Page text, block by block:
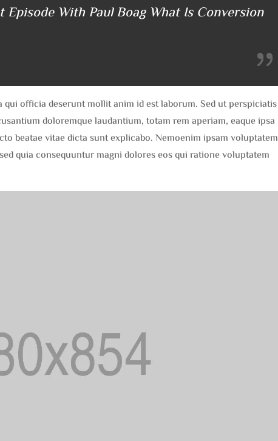
Episode With Paul Boag What Is Conversion
officia deserunt mollit anim id est laborum. Sed ut perspiciatis
doloremque laudantium, totam rem aperiam, eaque ipsa
beatae vitae dicta sunt explicabo. Nemoenim ipsam voluptatem
quia consequuntur magni dolores eos qui ratione voluptatem